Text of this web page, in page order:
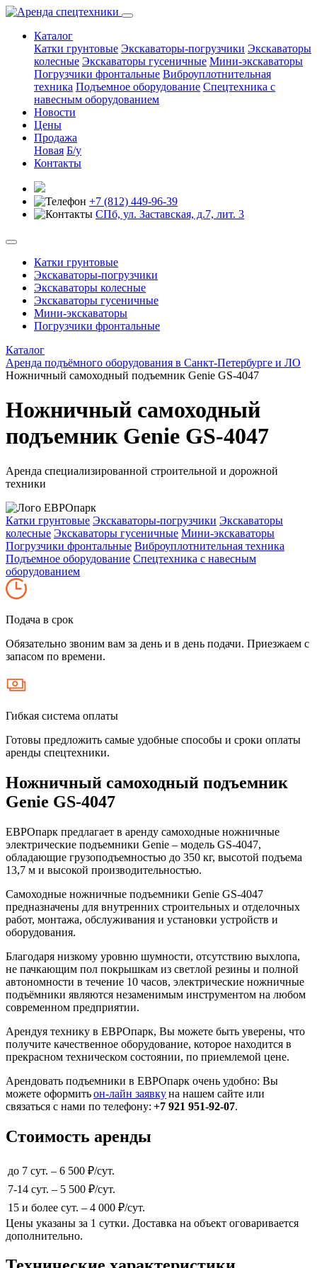
Каталог
Катки грунтовые Экскаваторы-погрузчики Экскаваторы
колесные Экскаваторы гусеничные Мини-экскаваторы
Погрузчики фронтальные Виброуплотнительная
техника Подъемное оборудование Спецтехника с
навесным оборудованием
Новости
Цены
Продажа
Новая Б/у
Контакты
+7 (812) 449-96-39
СПб, ул. Заставская, д.7, лит. 3
Катки грунтовые
Экскаваторы-погрузчики
Экскаваторы колесные
Экскаваторы гусеничные
Мини-экскаваторы
Погрузчики фронтальные
Каталог
Аренда подъёмного оборудования в Санкт-Петербурге и ЛО
Ножничный самоходный подъемник Genie GS-4047
Ножничный самоходный
подъемник Genie GS-4047
Аренда специализированной строительной и дорожной
техники
Катки грунтовые Экскаваторы-погрузчики Экскаваторы
колесные Экскаваторы гусеничные Мини-экскаваторы
Погрузчики фронтальные Виброуплотнительная техника
Подъемное оборудование Спецтехника с навесным
оборудованием
Подача в срок
Обязательно звоним вам за день и в день подачи. Приезжаем с
запасом по времени.
Гибкая система оплаты
Готовы предложить самые удобные способы и сроки оплаты
аренды спецтехники.
Ножничный самоходный подъемник
Genie GS-4047
ЕВРОпарк предлагает в аренду самоходные ножничные
электрические подъемники Genie – модель GS-4047,
обладающие грузоподъемностью до 350 кг, высотой подъема
13,7 м и высокой производительностью.
Самоходные ножничные подъемники Genie GS-4047
предназначены для внутренних строительных и отделочных
работ, монтажа, обслуживания и установки устройств и
оборудования.
Благодаря низкому уровню шумности, отсутствию выхлопа,
не пачкающим пол покрышкам из светлой резины и полной
автономности в течение 10 часов, электрические ножничные
подъёмники являются незаменимым инструментом на любом
современном предприятии.
Арендуя технику в ЕВРОпарк, Вы можете быть уверены, что
получите качественное оборудование, которое находится в
прекрасном техническом состоянии, по приемлемой цене.
Арендовать подъемники в ЕВРОпарк очень удобно: Вы
можете оформитьон-лайн заявкуна нашем сайте или
связаться с нами по телефону: +7 921 951-92-07.
Стоимость аренды
до 7 сут. – 6 500 ₽/сут.
7-14 сут. – 5 500 ₽/сут.
15 и более сут. – 4 000 ₽/сут.
Цены указаны за 1 сутки. Доставка на объект оговаривается
дополнительно.